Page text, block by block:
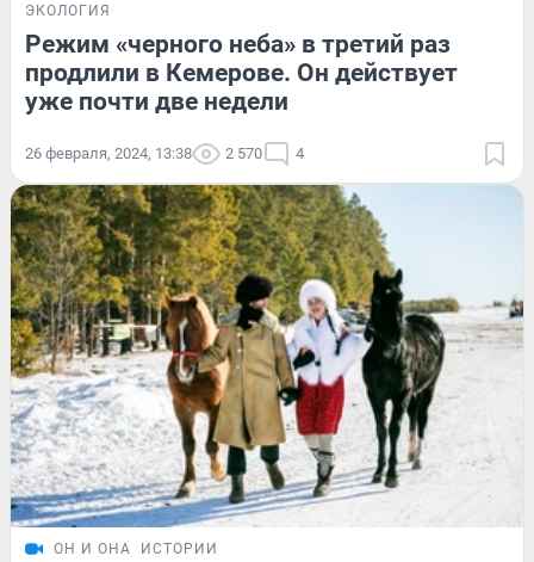
ЭКОЛОГИЯ
Режим «черного неба» в третий раз
продлили в Кемерове. Он действует
уже почти две недели
26 февраля, 2024, 13:38 2 570 4
ОН И ОНА ИСТОРИИ